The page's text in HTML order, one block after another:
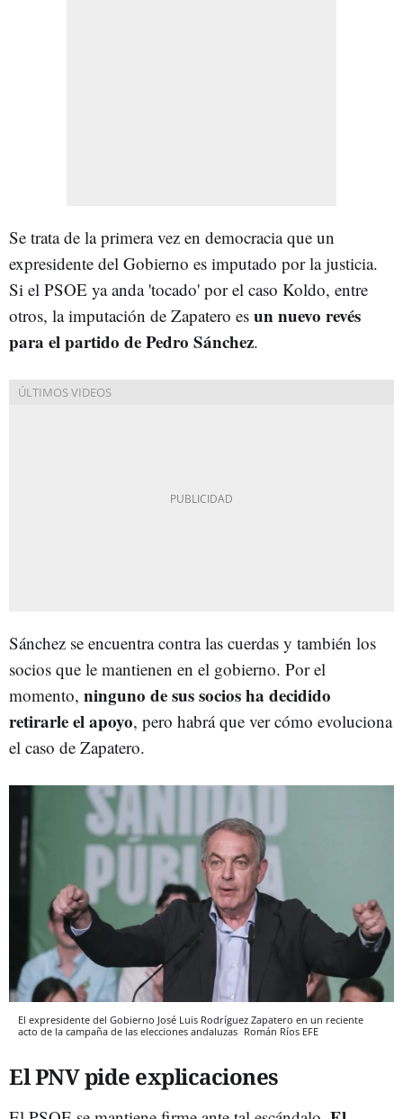
Se trata de la primera vez en democracia que un
expresidente del Gobierno es imputado por la justicia.
Si el PSOE ya anda 'tocado' por el caso Koldo, entre
otros, la imputación de Zapatero es un nuevo revés
para el partido de Pedro Sánchez.
Sánchez se encuentra contra las cuerdas y también los
socios que le mantienen en el gobierno. Por el
momento, ninguno de sus socios ha decidido
retirarle el apoyo, pero habrá que ver cómo evoluciona
el caso de Zapatero.
El expresidente del Gobierno José Luis Rodríguez Zapatero en un reciente
acto de la campaña de las elecciones andaluzas Román Ríos EFE
El PNV pide explicaciones